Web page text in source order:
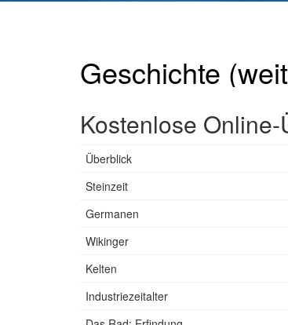
Geschichte
Kostenlose
Überblick
Steinzeit
Germanen
Wikinger
Kelten
Industriezeitalter